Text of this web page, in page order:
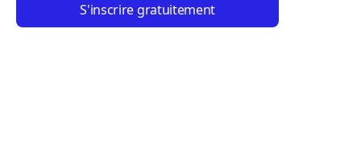
S'inscrire gratuitement